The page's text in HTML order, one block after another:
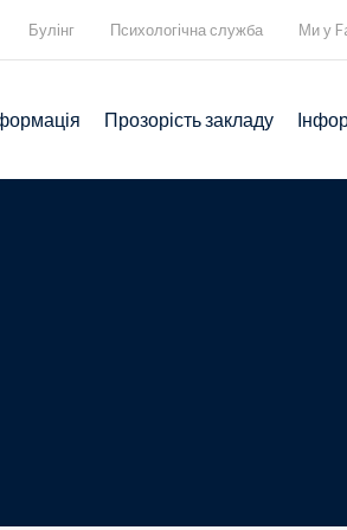
Булінг Психологічна служба Ми у
Прозорість закладу